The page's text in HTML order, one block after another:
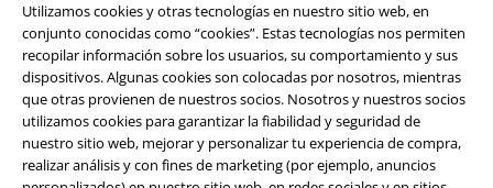
Utilizamos cookies y otras tecnologías en nuestro sitio web, en
conjunto conocidas como “cookies”. Estas tecnologías nos permiten
recopilar información sobre los usuarios, su comportamiento y sus
dispositivos. Algunas cookies son colocadas por nosotros, mientras
que otras provienen de nuestros socios. Nosotros y nuestros socios
utilizamos cookies para garantizar la fiabilidad y seguridad de
nuestro sitio web, mejorar y personalizar tu experiencia de compra,
realizar análisis y con fines de marketing (por ejemplo, anuncios